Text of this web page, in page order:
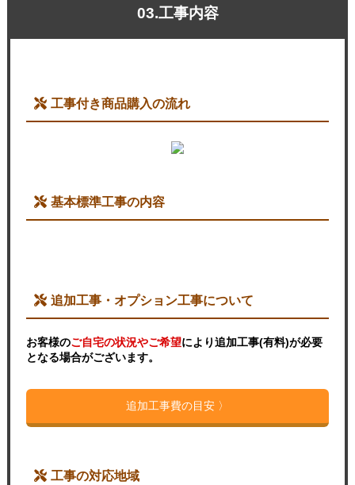
03.工事内容
工事付き商品購入の流れ
基本標準工事の内容
追加工事・オプション工事について
お客様のご自宅の状況やご希望により追加工事(有料)が必要
となる場合がございます。
追加工事費の目安 〉
工事の対応地域